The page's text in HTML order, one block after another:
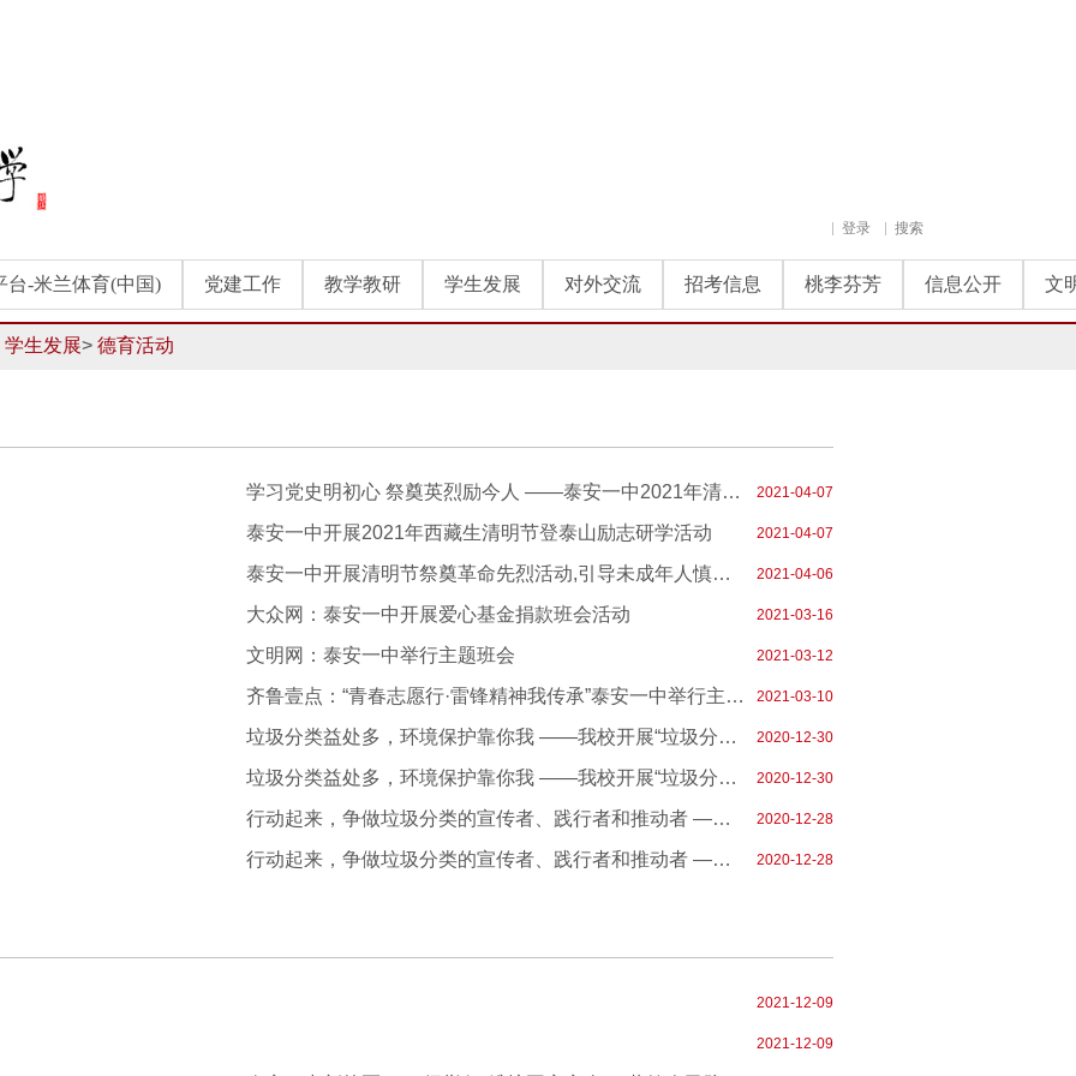
登录 搜索
文
信息公开
桃李芬芳
招考信息
对外交流
学生发展
教学教研
党建工作
台-米兰体育(中国)
学生发展> 德育活动
学习党史明初心 祭奠英烈励今人 ——泰安一中2021年清明节主题团日活动 2021-04-07
泰安一中开展2021年西藏生清明节登泰山励志研学活动 2021-04-07
泰安一中开展清明节祭奠革命先烈活动,引导未成年人慎终追远，缅怀先烈 2021-04-06
大众网：泰安一中开展爱心基金捐款班会活动 2021-03-16
文明网：泰安一中举行主题班会 2021-03-12
齐鲁壹点：“青春志愿行·雷锋精神我传承”泰安一中举行主题班会课 2021-03-10
垃圾分类益处多，环境保护靠你我 ——我校开展“垃圾分类、保护环境”系列活动之主题班会 2020-12-30
垃圾分类益处多，环境保护靠你我 ——我校开展“垃圾分类、保护环境”系列活动之主题班会 2020-12-30
行动起来，争做垃圾分类的宣传者、践行者和推动者 ——泰安一中致全体师生、家长朋友的倡议书 2020-12-28
行动起来，争做垃圾分类的宣传者、践行者和推动者 ——泰安一中致全体师生、家长朋友的倡议书 2020-12-28
2021-12-09
2021-12-09